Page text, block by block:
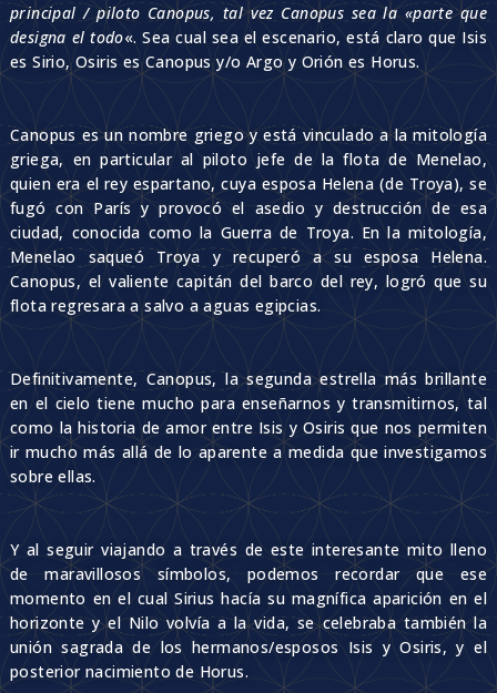
principal / piloto Canopus, tal vez Canopus sea la «parte que
designa el todo«. Sea cual sea el escenario, está claro que Isis
es Sirio, Osiris es Canopus y/o Argo y Orión es Horus.
Canopus es un nombre griego y está vinculado a la mitología
griega, en particular al piloto jefe de la flota de Menelao,
quien era el rey espartano, cuya esposa Helena (de Troya), se
fugó con París y provocó el asedio y destrucción de esa
ciudad, conocida como la Guerra de Troya. En la mitología,
Menelao saqueó Troya y recuperó a su esposa Helena.
Canopus, el valiente capitán del barco del rey, logró que su
flota regresara a salvo a aguas egipcias.
Definitivamente, Canopus, la segunda estrella más brillante
en el cielo tiene mucho para enseñarnos y transmitirnos, tal
como la historia de amor entre Isis y Osiris que nos permiten
ir mucho más allá de lo aparente a medida que investigamos
sobre ellas.
Y al seguir viajando a través de este interesante mito lleno
de maravillosos símbolos, podemos recordar que ese
momento en el cual Sirius hacía su magnífica aparición en el
horizonte y el Nilo volvía a la vida, se celebraba también la
unión sagrada de los hermanos/esposos Isis y Osiris, y el
posterior nacimiento de Horus.